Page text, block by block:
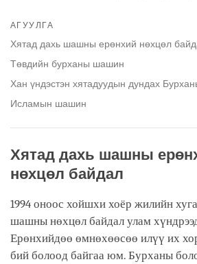
facebook
АГУУЛГА
Хятад дахь шашны ерөнхий нөхцөл
Төвдийн бурханы шашин
Хан үндэстэн хятадуудын дундах
Исламын шашин
Хятад дахь шашны
нөхцөл байдал
1994 оноос хойшхи хоёр жилийн
шашны нөхцөл байдал улам
Ерөнхийдөө өмнөхөөсөө илүү их
бий болоод байгаа юм. Бурханы